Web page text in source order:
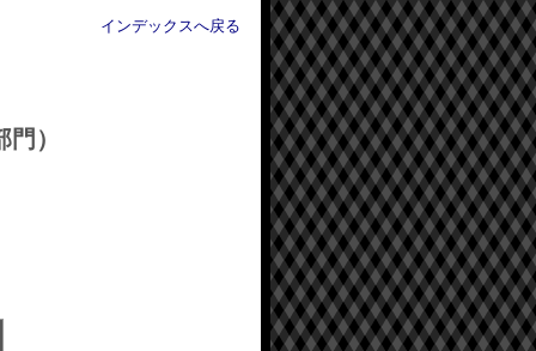
インデックスへ戻る
）